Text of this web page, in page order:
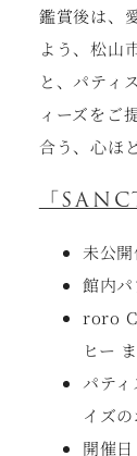
鑑賞後は、
よう、松山
と、パティ
ィーズをご
合う、心ほ
「
未公
館内
roro
ヒー
パテ
イズ
開催